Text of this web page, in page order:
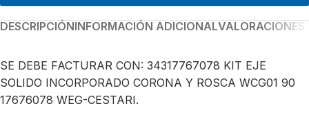
DESCRIPCIÓNINFORMACIÓN ADICIONAL
SE DEBE FACTURAR CON: 34317767078 KIT EJE
SOLIDO INCORPORADO CORONA Y ROSCA WCG01 90
17676078 WEG-CESTARI.